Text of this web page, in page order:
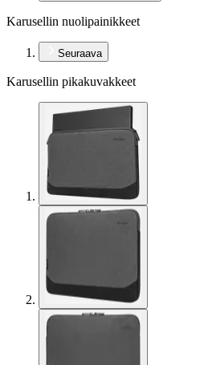
Karusellin nuolipainikkeet
Seuraava
Karusellin pikakuvakkeet